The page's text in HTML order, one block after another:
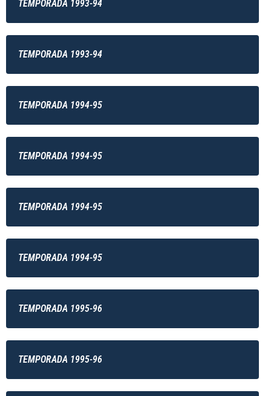
TEMPORADA 1993-94
TEMPORADA 1993-94
TEMPORADA 1994-95
TEMPORADA 1994-95
TEMPORADA 1994-95
TEMPORADA 1994-95
TEMPORADA 1995-96
TEMPORADA 1995-96